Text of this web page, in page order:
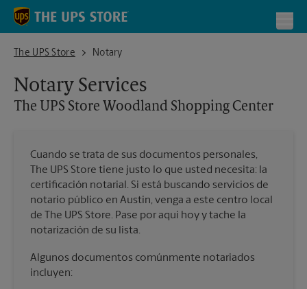
Skip to content
Return to Nav
The UPS Store
The UPS Store Woodland Shopping Center
Notary
Notary Services
The UPS Store Woodland Shopping Center
Cuando se trata de sus documentos personales,
The UPS Store tiene justo lo que usted necesita: la
certificación notarial. Si está buscando servicios de
notario público en Austin, venga a este centro local
de The UPS Store. Pase por aquí hoy y tache la
notarización de su lista.
Algunos documentos comúnmente notariados
incluyen: